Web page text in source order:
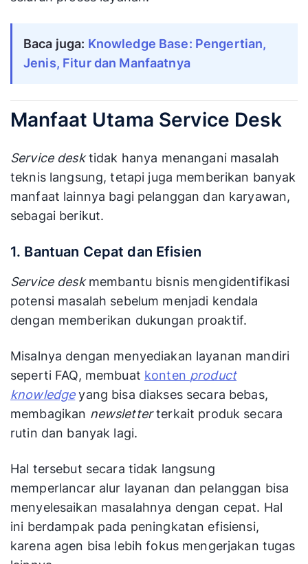
Baca juga: Knowledge Base: Pengertian,
Jenis, Fitur dan Manfaatnya
Manfaat Utama Service Desk
Service desktidak hanya menangani masalah
teknis langsung, tetapi juga memberikan banyak
manfaat lainnya bagi pelanggan dan karyawan,
sebagai berikut.
1. Bantuan Cepat dan Efisien
Service deskmembantu bisnis mengidentifikasi
potensi masalah sebelum menjadi kendala
dengan memberikan dukungan proaktif.
Misalnya dengan menyediakan layanan mandiri
seperti FAQ, membuat konten product
knowledgeyang bisa diakses secara bebas,
membagikan newsletterterkait produk secara
rutin dan banyak lagi.
Hal tersebut secara tidak langsung
memperlancar alur layanan dan pelanggan bisa
menyelesaikan masalahnya dengan cepat. Hal
ini berdampak pada peningkatan efisiensi,
karena agen bisa lebih fokus mengerjakan tugas